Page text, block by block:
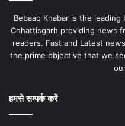
Bebaaq Khabar is the
Chhattisgarh providing news
readers. Fast and Latest
the prime objective that we
हमसे सम्पर्क करें